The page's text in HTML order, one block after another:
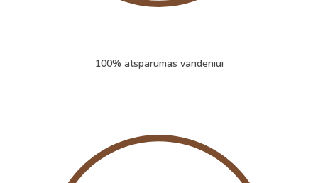
100% atsparumas vandeniui